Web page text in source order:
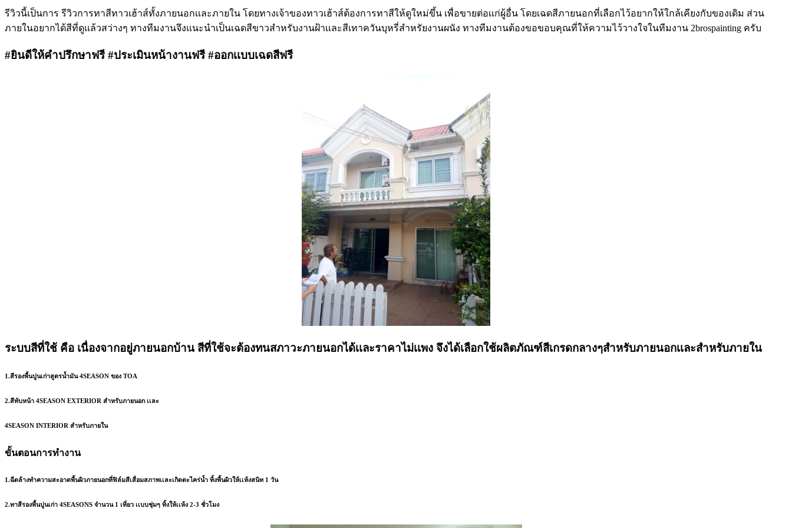
รีวิวนี้เป็นการ รีวิวการทาสีทาวเฮ้าส์ทั้งภายนอกเเละภายใน โดยทางเจ้าของทาวเฮ้าส์ต้องการทาสีให้ดูใหม่ขึ้น เพื่อขายต่อเเก่ผู้อื่น โดยเฉดสีภายนอกที่เลือกไว้อยากให้ใกล้เคียงกับของเดิม ส่วน
ภายในอยากได้สีที่ดูเเล้วสว่างๆ ทางทีมงานจึงเเนะนำเป็นเฉดสีขาวสำหรับงานฝ้าเเละสีเทาควันบุหรี่สำหรัยงานผนัง ทางทีมงานต้องขอขอบคุณที่ให้ความไว้วางใจในทีมงาน 2brospainting ครับ
#ยินดีให้คำปรึกษาฟรี #ประเมินหน้างานฟรี #ออกเเบบเฉดสีฟรี
ระบบสีที่ใช้ คือ เนื่องจากอยู่ภายนอกบ้าน สีที่ใช้จะต้องทนสภาวะภายนอกได้เเละราคาไม่เเพง จึงได้เลือกใช้ผลิตภัณฑ์สีเกรดกลางๆสำหรับภายนอกเเละสำหรับภายใน
1.สีรองพื้นปูนเก่าสูตรน้ำมัน 4SEASON ของ TOA
2.สีทับหน้า 4SEASON EXTERIOR สำหรับภายนอก เเละ
4SEASON INTERIOR สำหรับภายใน
ขั้นตอนการทำงาน
1.ฉีดล้างทำความสะอาดพื้นผิวภายนอกที่ฟิล์มสีเสื่อมสภาพเเละเกิดตะไคร่น้ำ ทิ้งพื้นผิวให้เเห้งสนิท 1 วัน
2.ทาสีรองพื้นปูนเก่า 4SEASONS จำนวน 1 เที่ยว เเบบชุ่มๆ ทิ้งให้เเห้ง 2-3 ชั่วโมง